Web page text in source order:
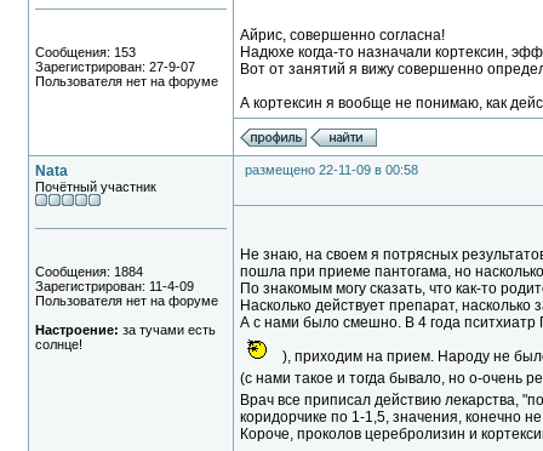
Сообщения: 153
Зарегистрирован: 27-9-07
Пользователя нет на форуме
Айрис, совершенно согласна!
Надюхе когда-то назначали кортексин,
Вот от занятий я вижу совершенно
А кортексин я вообще не понимаю, как
Nata
Почётный участник
Сообщения: 1884
Зарегистрирован: 11-4-09
Пользователя нет на форуме
Настроение: за тучами есть
солнце!
размещено 22-11-09 в 00:58
Не знаю, на своем я потрясных
пошла при приеме пантогама, но
По знакомым могу сказать, что как-то
Насколько действует препарат, насколько
А с нами было смешно. В 4 года пситхиатр
), приходим на прием. Народу не
(с нами такое и тогда бывало, но о-очень
Врач все приписал действию лекарства,
коридорчике по 1-1,5, значения, конечно
Короче, проколов церебролизин и